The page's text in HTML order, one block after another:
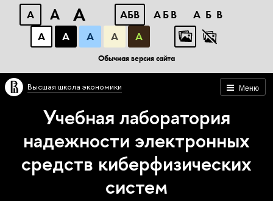
A A A АБВ АБВ
АБВ
А
А А А А
Обычная версия сайта
Меню
Высшая школа экономики
Учебная лаборатория
надежности электронных
средств киберфизических
систем